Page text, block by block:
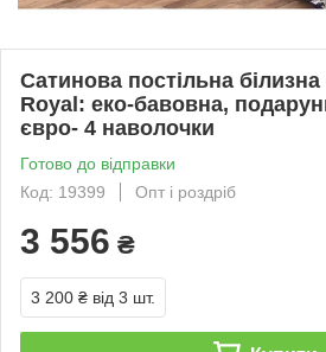
Сатинова постільна
Royal: еко-бавовна,
євро- 4 наволочки
Готово до відправки
Код: 19399
Опт і роздріб
3 556 ₴
3 200 ₴ від 3 шт.